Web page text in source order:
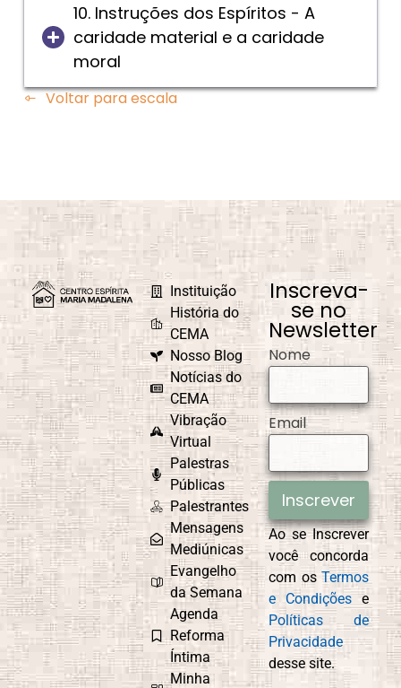
10. Instruções dos Espíritos - A
caridade material e a caridade
moral
Voltar para escala
Instituição
História do
CEMA
Nosso Blog
Notícias do
CEMA
Vibração
Virtual
Palestras
Públicas
Palestrantes
Mensagens
Mediúnicas
Evangelho
da Semana
Agenda
Reforma
Íntima
Minha
Inscreva-
se no
Newsletter
Nome
Email
Inscrever
Ao se Inscrever
você concorda
com osTermos
e Condições e
Políticas de
Privacidade
desse site.